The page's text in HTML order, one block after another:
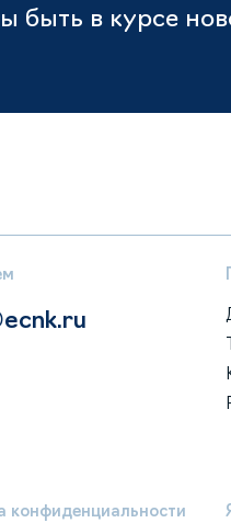
быть в курсе
конфиденциальности